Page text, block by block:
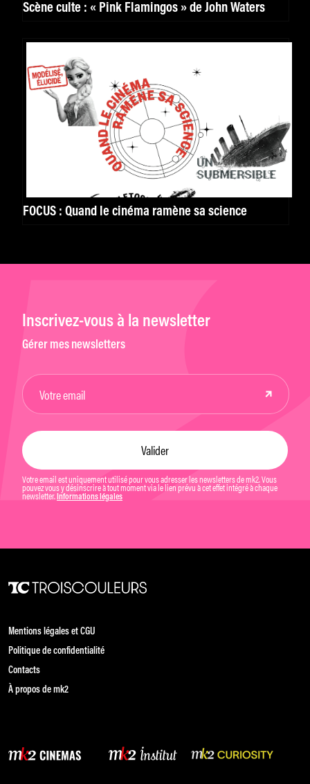
Scène culte : « Pink Flamingos » de John Waters
FOCUS : Quand le cinéma ramène sa science
Inscrivez-vous à la newsletter
Gérer mes newsletters
Votre email est uniquement utilisé pour vous adresser les newsletters de mk2. Vous
pouvez vous y désinscrire à tout moment via le lien prévu à cet effet intégré à chaque
newsletter. Informations légales
Mentions légales et CGU
Politique de confidentialité
Contacts
À propos de mk2